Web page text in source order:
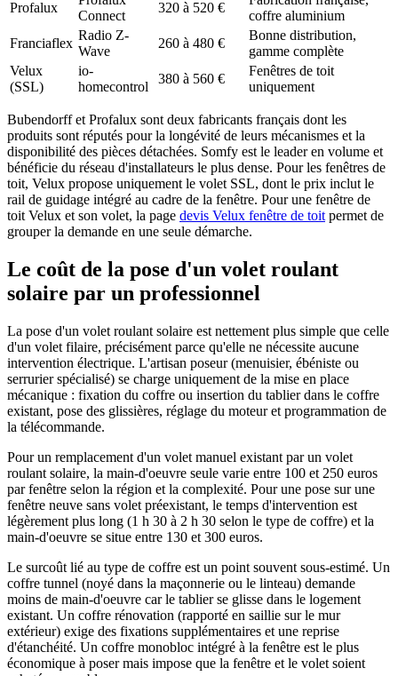
Profalux
Connect
320 à 520 €
coffre aluminium
Franciaflex
Radio Z-
Wave
260 à 480 €
Bonne distribution,
gamme complète
Velux
(SSL)
io-
homecontrol
380 à 560 €
Fenêtres de toit
uniquement
Bubendorff et Profalux sont deux fabricants français dont les
produits sont réputés pour la longévité de leurs mécanismes et la
disponibilité des pièces détachées. Somfy est le leader en volume et
bénéficie du réseau d'installateurs le plus dense. Pour les fenêtres de
toit, Velux propose uniquement le volet SSL, dont le prix inclut le
rail de guidage intégré au cadre de la fenêtre. Pour une fenêtre de
toit Velux et son volet, la page devis Velux fenêtre de toit permet de
grouper la demande en une seule démarche.
Le coût de la pose d'un volet roulant
solaire par un professionnel
La pose d'un volet roulant solaire est nettement plus simple que celle
d'un volet filaire, précisément parce qu'elle ne nécessite aucune
intervention électrique. L'artisan poseur (menuisier, ébéniste ou
serrurier spécialisé) se charge uniquement de la mise en place
mécanique : fixation du coffre ou insertion du tablier dans le coffre
existant, pose des glissières, réglage du moteur et programmation de
la télécommande.
Pour un remplacement d'un volet manuel existant par un volet
roulant solaire, la main-d'oeuvre seule varie entre 100 et 250 euros
par fenêtre selon la région et la complexité. Pour une pose sur une
fenêtre neuve sans volet préexistant, le temps d'intervention est
légèrement plus long (1 h 30 à 2 h 30 selon le type de coffre) et la
main-d'oeuvre se situe entre 130 et 300 euros.
Le surcoût lié au type de coffre est un point souvent sous-estimé. Un
coffre tunnel (noyé dans la maçonnerie ou le linteau) demande
moins de main-d'oeuvre car le tablier se glisse dans le logement
existant. Un coffre rénovation (rapporté en saillie sur le mur
extérieur) exige des fixations supplémentaires et une reprise
d'étanchéité. Un coffre monobloc intégré à la fenêtre est le plus
économique à poser mais impose que la fenêtre et le volet soient